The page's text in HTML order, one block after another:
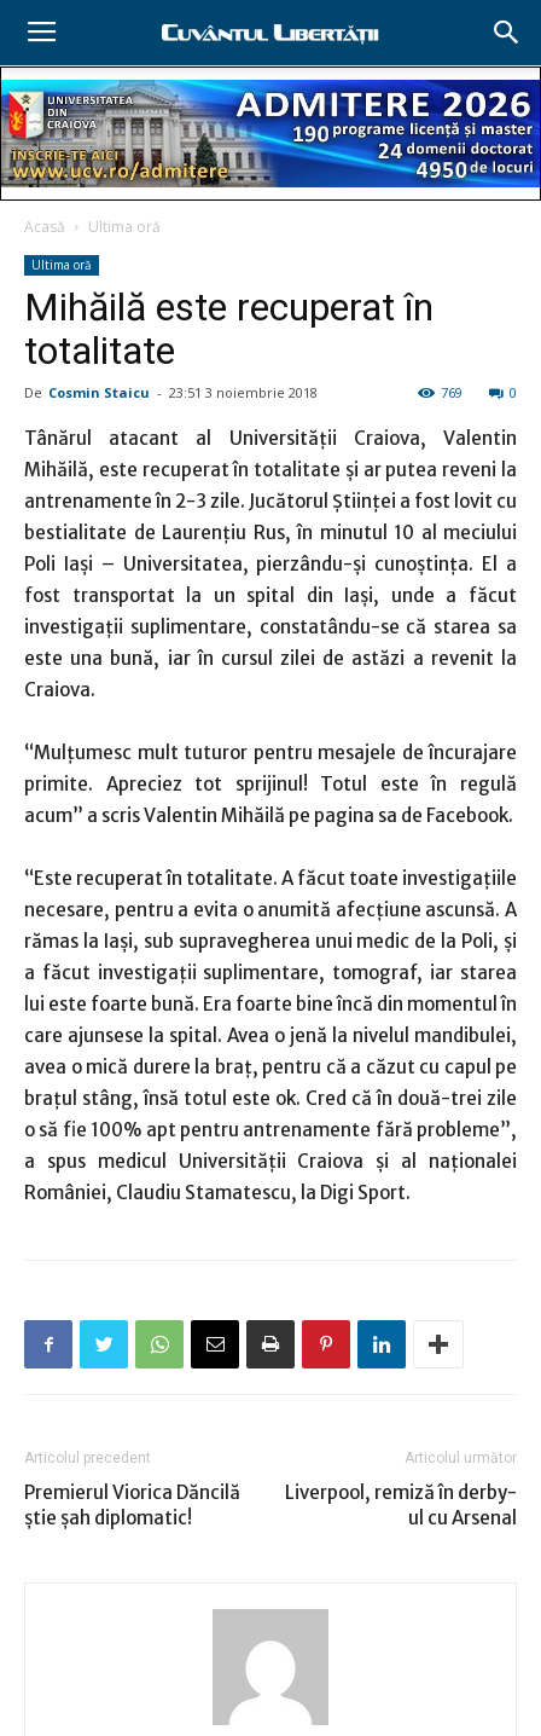
Acasă Ultima oră
Ultima oră
Mihăilă este recuperat în
totalitate
De Cosmin Staicu - 23:51 3 noiembrie 2018 0
769
Tânărul atacant al Universităţii Craiova, Valentin
Mihăilă, este recuperat în totalitate şi ar putea reveni la
antrenamente în 2-3 zile. Jucătorul Ştiinţei a fost lovit cu
bestialitate de Laurenţiu Rus, în minutul 10 al meciului
Poli Iaşi – Universitatea, pierzându-şi cunoştinţa. El a
fost transportat la un spital din Iaşi, unde a făcut
investigaţii suplimentare, constatându-se că starea sa
este una bună, iar în cursul zilei de astăzi a revenit la
Craiova.
“Mulțumesc mult tuturor pentru mesajele de încurajare
primite. Apreciez tot sprijinul! Totul este în regulă
acum” a scris Valentin Mihăilă pe pagina sa de Facebook.
“Este recuperat în totalitate. A făcut toate investigaţiile
necesare, pentru a evita o anumită afecţiune ascunsă. A
rămas la Iaşi, sub supravegherea unui medic de la Poli, şi
a făcut investigaţii suplimentare, tomograf, iar starea
lui este foarte bună. Era foarte bine încă din momentul în
care ajunsese la spital. Avea o jenă la nivelul mandibulei,
avea o mică durere la braţ, pentru că a căzut cu capul pe
braţul stâng, însă totul este ok. Cred că în două-trei zile
o să fie 100% apt pentru antrenamente fără probleme”,
a spus medicul Universităţii Craiova şi al naţionalei
României, Claudiu Stamatescu, la Digi Sport.
Articolul precedent
Premierul Viorica Dăncilă
ştie şah diplomatic!
Articolul următor
Liverpool, remiză în derby-
ul cu Arsenal